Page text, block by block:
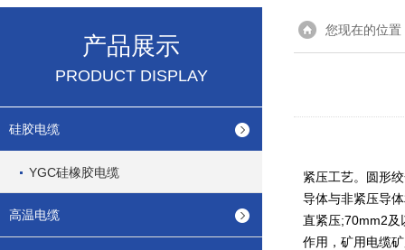
产品展示
PRODUCT DISPLAY
硅胶电缆
YGC硅橡胶电缆
高温电缆
您现在的位置
紧压工艺。圆形
导体与非紧压导
直紧压;70mm2及
作用，矿用电缆